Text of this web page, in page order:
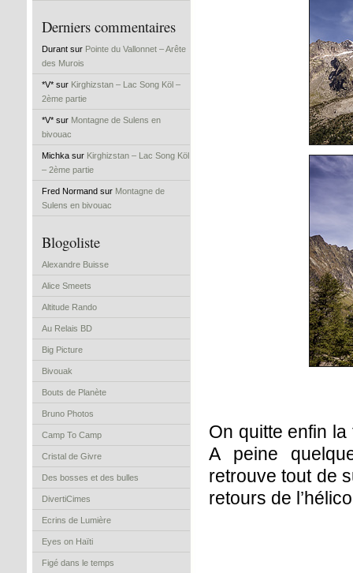
Derniers commentaires
Durant sur Pointe du Vallonnet – Arête
des Murois
*V* sur Kirghizstan – Lac Song Köl –
2ème partie
*V* sur Montagne de Sulens en
bivouac
Michka sur Kirghizstan – Lac Song Köl
– 2ème partie
Fred Normand sur Montagne de
Sulens en bivouac
Blogoliste
Alexandre Buisse
Alice Smeets
Altitude Rando
Au Relais BD
Big Picture
Bivouak
Bouts de Planète
Bruno Photos
Camp To Camp
Cristal de Givre
Des bosses et des bulles
DivertiCimes
Ecrins de Lumière
Eyes on Haïti
Figé dans le temps
On quitte enfin
A peine
retrouve tout de
retours de